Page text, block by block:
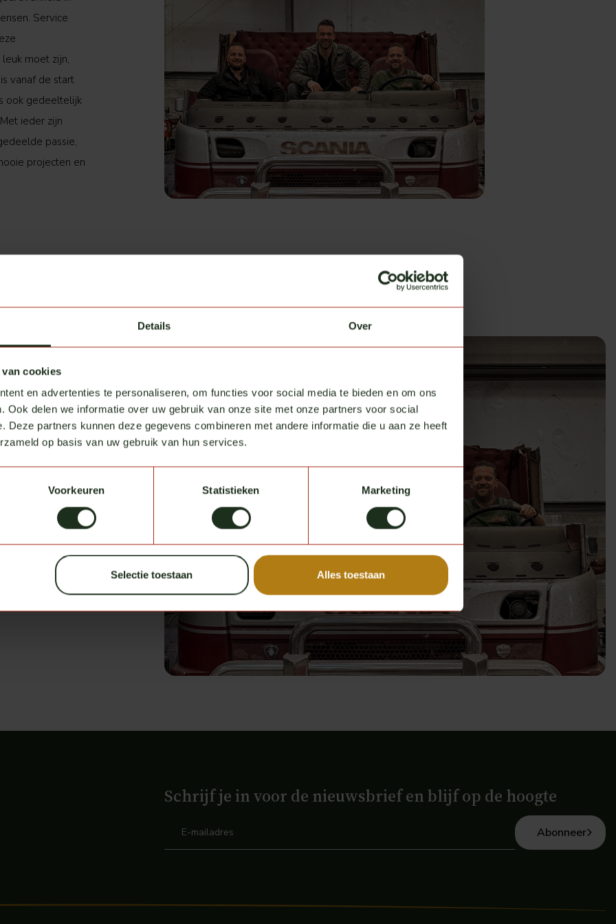
Details Over
cookies
en advertenties te personaliseren, om functies voor social media te bieden en om ons
Ook delen we informatie over uw gebruik van onze site met onze partners voor social
Deze partners kunnen deze gegevens combineren met andere informatie die u aan ze heeft
op basis van uw gebruik van hun services.
Voorkeuren Statistieken Marketing
Selectie toestaan Alles toestaan
Service
moet zijn,
vanaf de start
ook gedeeltelijk
ieder zijn
passie,
projecten en
uiteraard
en
deze
mei 2025
ook
het
Schrijf je in voor de nieuwsbrief en blijf op de hoogte
Abonneer